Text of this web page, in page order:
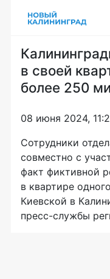
в своей
более 250
08 июня 2024,
Сотрудники
совместно с
факт фиктивной
в квартире
Киевской в
пресс-службы